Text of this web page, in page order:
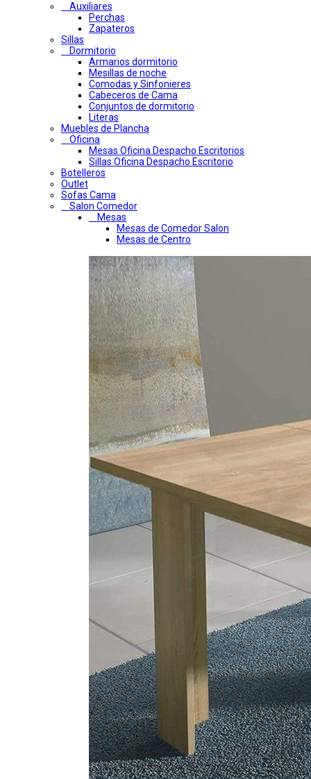
Auxiliares
Perchas
Zapateros
Sillas
Dormitorio
Armarios dormitorio
Mesillas de noche
Comodas y Sinfonieres
Cabeceros de Cama
Conjuntos de dormitorio
Literas
Muebles de Plancha
Oficina
Mesas Oficina Despacho Escritorios
Sillas Oficina Despacho Escritorio
Botelleros
Outlet
Sofas Cama
Salon Comedor
Mesas
Mesas de Comedor Salon
Mesas de Centro